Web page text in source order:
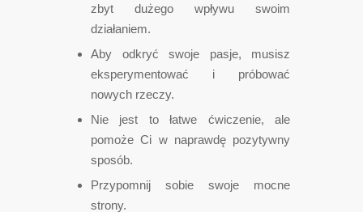
zbyt dużego wpływu swoim
działaniem.
Aby odkryć swoje pasje, musisz
eksperymentować i próbować
nowych rzeczy.
Nie jest to łatwe ćwiczenie, ale
pomoże Ci w naprawdę pozytywny
sposób.
Przypomnij sobie swoje mocne
strony.